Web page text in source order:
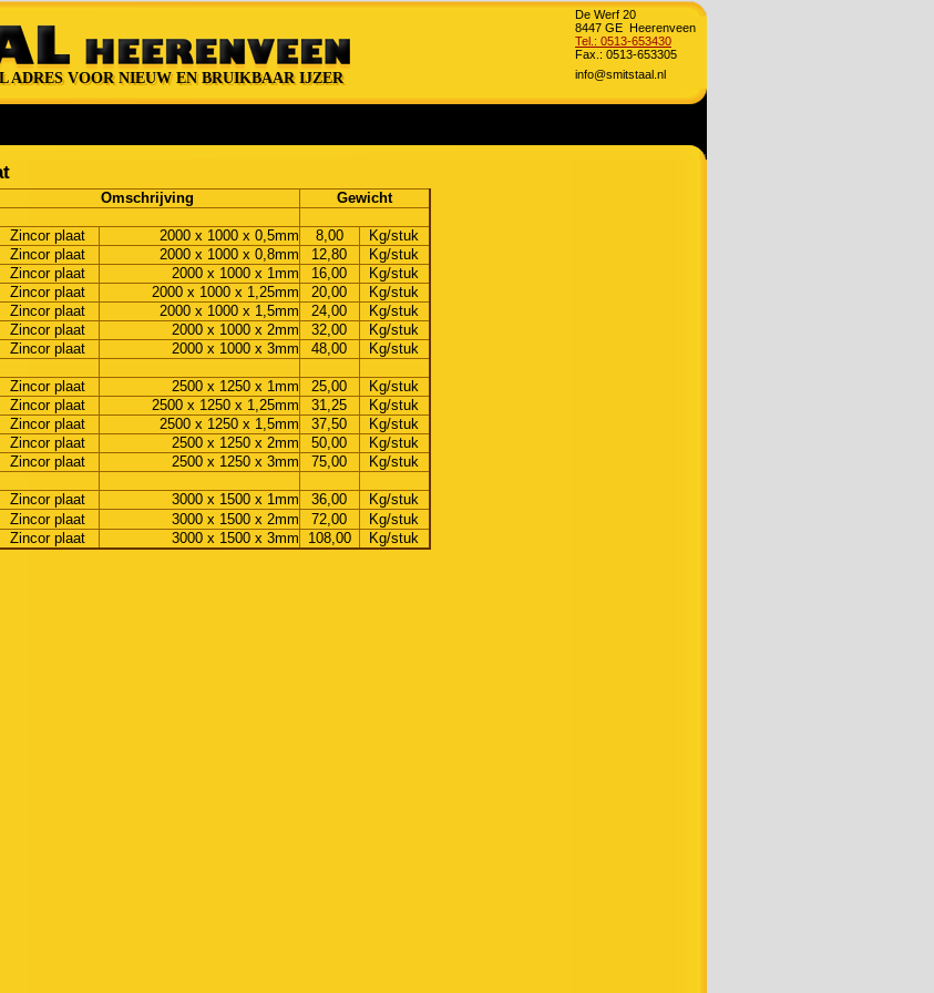
ADRES VOOR NIEUW EN BRUIKBAAR IJZER
ADRES VOOR NIEUW EN BRUIKBAAR IJZER
De Werf 20
8447 GE Heerenveen
Tel.: 0513-653430
Fax.: 0513-653305
info@smitstaal.nl
Omschrijving Gewicht
Zincor plaat 2000 x 1000 x 0,5mm 8,00
Kg/stuk
Zincor plaat 2000 x 1000 x 0,8mm 12,80
Kg/stuk
Zincor plaat 2000 x 1000 x 1mm 16,00
Kg/stuk
Zincor plaat 2000 x 1000 x 1,25mm 20,00
Kg/stuk
Zincor plaat 2000 x 1000 x 1,5mm 24,00
Kg/stuk
Zincor plaat 2000 x 1000 x 2mm 32,00
Kg/stuk
Zincor plaat 2000 x 1000 x 3mm 48,00 Kg/stuk
Zincor plaat 2500 x 1250 x 1mm 25,00
Kg/stuk
Zincor plaat 2500 x 1250 x 1,25mm 31,25
Kg/stuk
Zincor plaat 2500 x 1250 x 1,5mm 37,50
Kg/stuk
Zincor plaat 2500 x 1250 x 2mm 50,00
Kg/stuk
Zincor plaat 2500 x 1250 x 3mm 75,00 Kg/stuk
Zincor plaat 3000 x 1500 x 1mm 36,00
Kg/stuk
Zincor plaat 3000 x 1500 x 2mm 72,00
Kg/stuk
Zincor plaat 3000 x 1500 x 3mm 108,00 Kg/stuk